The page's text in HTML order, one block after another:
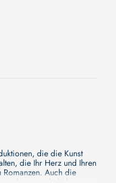
die die Kunst
die Ihr Herz und Ihren
Auch die